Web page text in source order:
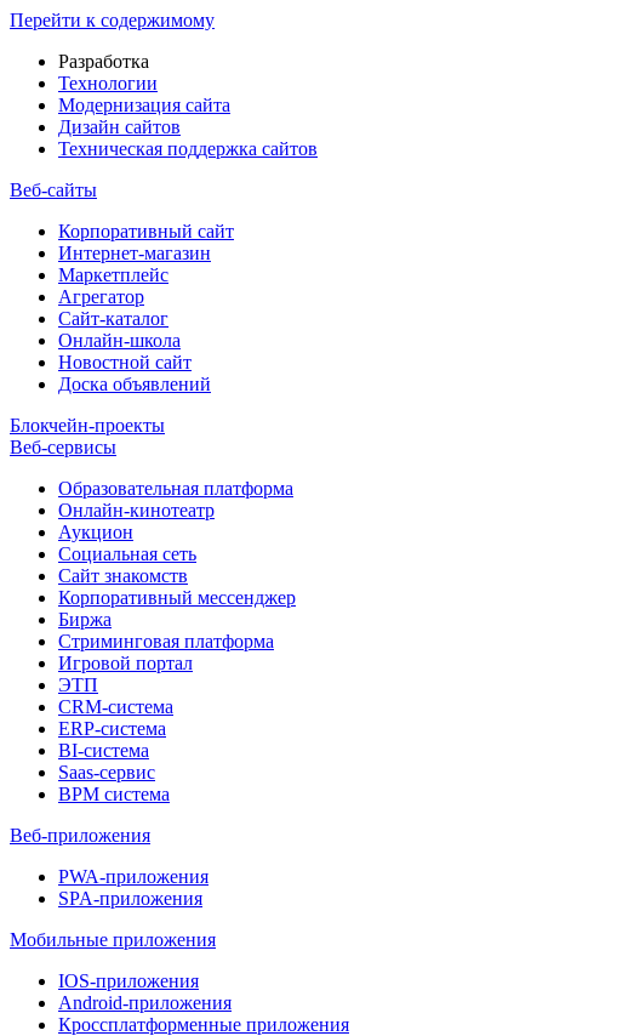
Перейти к содержимому
Разработка
Технологии
Модернизация сайта
Дизайн сайтов
Техническая поддержка сайтов
Веб-сайты
Корпоративный сайт
Интернет-магазин
Маркетплейс
Агрегатор
Сайт-каталог
Онлайн-школа
Новостной сайт
Доска объявлений
Блокчейн-проекты
Веб-сервисы
Образовательная платформа
Онлайн-кинотеатр
Аукцион
Социальная сеть
Сайт знакомств
Корпоративный мессенджер
Биржа
Стриминговая платформа
Игровой портал
ЭТП
CRM-система
ERP-система
BI-система
Saas-сервис
BPM система
Веб-приложения
PWA-приложения
SPA-приложения
Мобильные приложения
IOS-приложения
Android-приложения
Кроссплатформенные приложения